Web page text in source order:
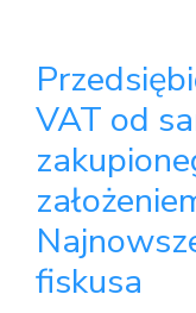
VAT od
fiskusa